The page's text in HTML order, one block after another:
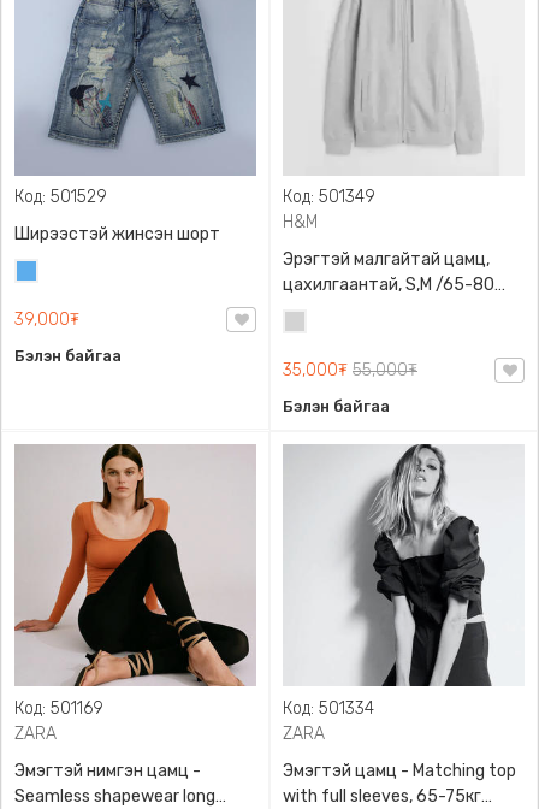
Код: 501529
Ширээстэй жинсэн шорт
39,000₮
Бэлэн байгаа
Код: 501349
H&M
Эрэгтэй малгайтай цамц,
цахилгаантай, S,M /65-80
кг/, H&M, 0852614006,
Даавуу
35,000₮ 55,000₮
Бэлэн байгаа
Код: 501169
ZARA
Эмэгтэй нимгэн цамц -
Seamless shapewear long
Код: 501334
ZARA
Эмэгтэй цамц - Matching top
with full sleeves, 65-75кг